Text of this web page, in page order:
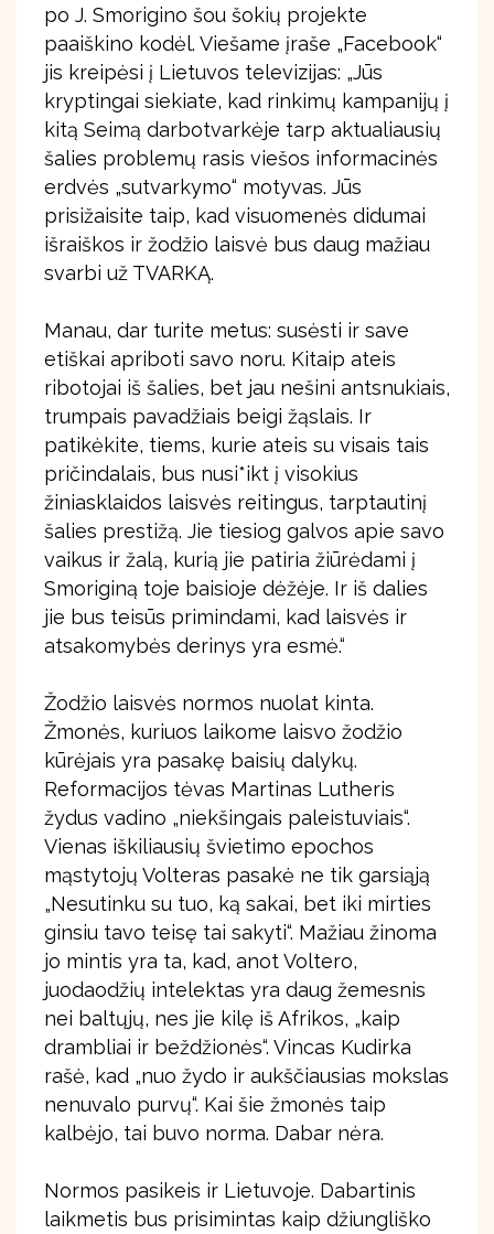
po J. Smorigino šou šokių projekte
paaiškino kodėl. Viešame įraše „Facebook“
jis kreipėsi į Lietuvos televizijas: „Jūs
kryptingai siekiate, kad rinkimų kampanijų į
kitą Seimą darbotvarkėje tarp aktualiausių
šalies problemų rasis viešos informacinės
erdvės „sutvarkymo“ motyvas. Jūs
prisižaisite taip, kad visuomenės didumai
išraiškos ir žodžio laisvė bus daug mažiau
svarbi už TVARKĄ.
Manau, dar turite metus: susėsti ir save
etiškai apriboti savo noru. Kitaip ateis
ribotojai iš šalies, bet jau nešini antsnukiais,
trumpais pavadžiais beigi žąslais. Ir
patikėkite, tiems, kurie ateis su visais tais
pričindalais, bus nusi*ikt į visokius
žiniasklaidos laisvės reitingus, tarptautinį
šalies prestižą. Jie tiesiog galvos apie savo
vaikus ir žalą, kurią jie patiria žiūrėdami į
Smoriginą toje baisioje dėžėje. Ir iš dalies
jie bus teisūs primindami, kad laisvės ir
atsakomybės derinys yra esmė.“
Žodžio laisvės normos nuolat kinta.
Žmonės, kuriuos laikome laisvo žodžio
kūrėjais yra pasakę baisių dalykų.
Reformacijos tėvas Martinas Lutheris
žydus vadino „niekšingais paleistuviais“.
Vienas iškiliausių švietimo epochos
mąstytojų Volteras pasakė ne tik garsiąją
„Nesutinku su tuo, ką sakai, bet iki mirties
ginsiu tavo teisę tai sakyti“. Mažiau žinoma
jo mintis yra ta, kad, anot Voltero,
juodaodžių intelektas yra daug žemesnis
nei baltųjų, nes jie kilę iš Afrikos, „kaip
drambliai ir beždžionės“. Vincas Kudirka
rašė, kad „nuo žydo ir aukščiausias mokslas
nenuvalo purvų“. Kai šie žmonės taip
kalbėjo, tai buvo norma. Dabar nėra.
Normos pasikeis ir Lietuvoje. Dabartinis
laikmetis bus prisimintas kaip džiungliško